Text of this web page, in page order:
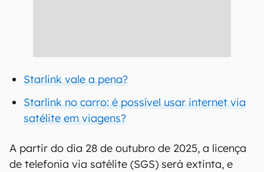
Starlink vale a pena?
Starlink no carro: é possível usar internet via
satélite em viagens?
A partir do dia 28 de outubro de 2025, a licença
de telefonia via satélite (SGS) será extinta, e